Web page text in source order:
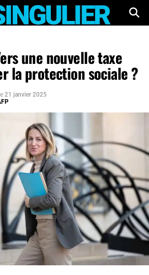
une nouvelle taxe
la protection sociale ?
le 21 janvier 2025